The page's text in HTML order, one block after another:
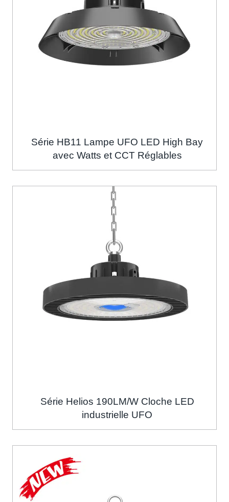
Série HB11 Lampe UFO LED High Bay
avec Watts et CCT Réglables
Série Helios 190LM/W Cloche LED
industrielle UFO